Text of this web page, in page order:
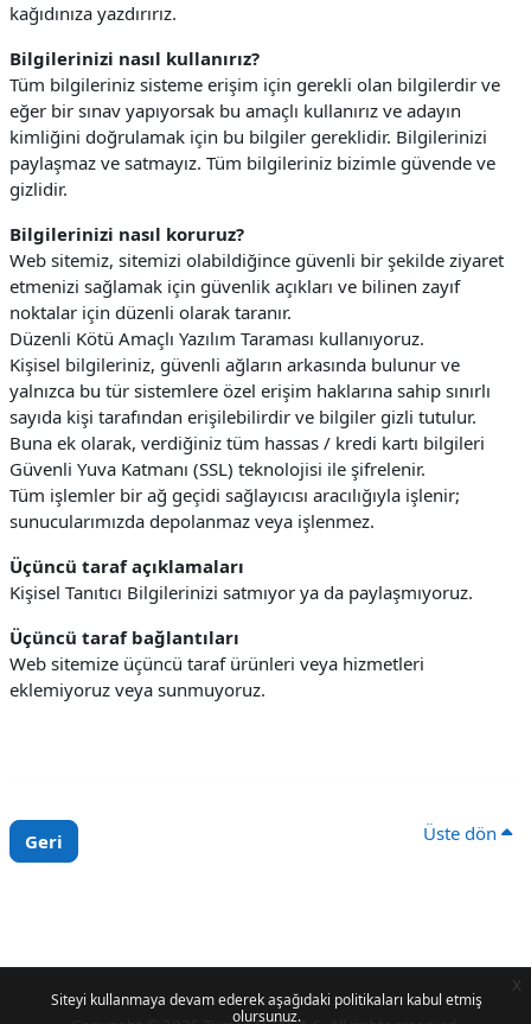
Siteyi kullanmaya devam ederek aşağıdaki politikaları kabul etmiş
olursunuz.
x
kağıdınıza yazdırırız.
Bilgilerinizi nasıl kullanırız?
Tüm bilgileriniz sisteme erişim için gerekli olan bilgilerdir ve
eğer bir sınav yapıyorsak bu amaçlı kullanırız ve adayın
kimliğini doğrulamak için bu bilgiler gereklidir. Bilgilerinizi
paylaşmaz ve satmayız. Tüm bilgileriniz bizimle güvende ve
gizlidir.
Bilgilerinizi nasıl koruruz?
Web sitemiz, sitemizi olabildiğince güvenli bir şekilde ziyaret
etmenizi sağlamak için güvenlik açıkları ve bilinen zayıf
noktalar için düzenli olarak taranır.
Düzenli Kötü Amaçlı Yazılım Taraması kullanıyoruz.
Kişisel bilgileriniz, güvenli ağların arkasında bulunur ve
yalnızca bu tür sistemlere özel erişim haklarına sahip sınırlı
sayıda kişi tarafından erişilebilirdir ve bilgiler gizli tutulur.
Buna ek olarak, verdiğiniz tüm hassas / kredi kartı bilgileri
Güvenli Yuva Katmanı (SSL) teknolojisi ile şifrelenir.
Tüm işlemler bir ağ geçidi sağlayıcısı aracılığıyla işlenir;
sunucularımızda depolanmaz veya işlenmez.
Üçüncü taraf açıklamaları
Kişisel Tanıtıcı Bilgilerinizi satmıyor ya da paylaşmıyoruz.
Üçüncü taraf bağlantıları
Web sitemize üçüncü taraf ürünleri veya hizmetleri
eklemiyoruz veya sunmuyoruz.
Geri Üste dön